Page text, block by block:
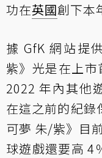
功在英國創下本
據 GfK 網站提
紫》光是在上
2022 年內其他
在這之前的紀錄
可夢 朱/紫》目
球遊戲還要高 4